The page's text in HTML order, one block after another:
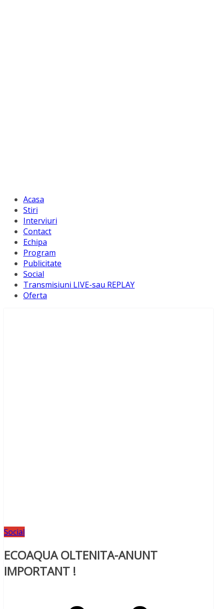
Acasa
Stiri
Interviuri
Contact
Echipa
Program
Publicitate
Social
Transmisiuni LIVE-sau REPLAY
Oferta
Social
ECOAQUA OLTENITA-ANUNT
IMPORTANT !